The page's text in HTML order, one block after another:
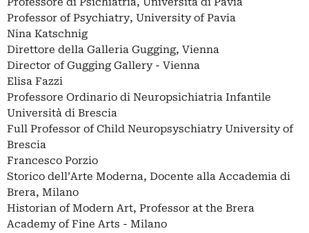
Professor of Psychiatry, University of Pavia
Nina Katschnig
Direttore della Galleria Gugging, Vienna
Director of Gugging Gallery - Vienna
Elisa Fazzi
Professore Ordinario di Neuropsichiatria Infantile
Università di Brescia
Full Professor of Child Neuropsyschiatry University of
Brescia
Francesco Porzio
Storico dell’Arte Moderna, Docente alla Accademia di
Brera, Milano
Historian of Modern Art, Professor at the Brera
Academy of Fine Arts - Milano